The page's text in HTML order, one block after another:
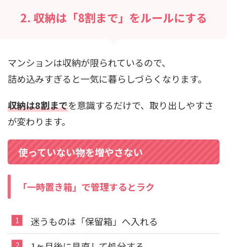
2. 収納は「8割まで」をルールにする
マンションは収納が限られているので、
詰め込みすぎると一気に暮らしづらくなります。
収納は8割までを意識するだけで、取り出しやすさ
が変わります。
使っていない物を増やさない
「一時置き箱」で管理するとラク
迷うものは「保留箱」へ入れる